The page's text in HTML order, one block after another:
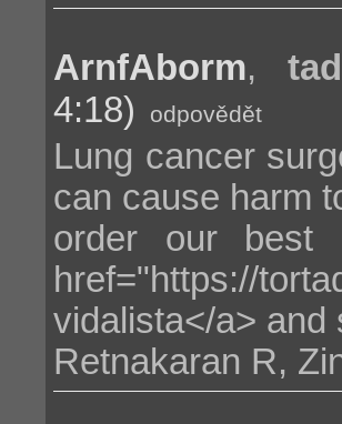
ArnfAborm,
4:18)
odpovědět
Lung cancer
can cause harm
order our best
href="https://
vidalista</a> and
Retnakaran R,